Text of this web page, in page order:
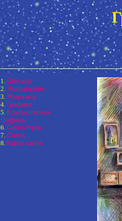
1. Обо мне
2. Фотоальбом
3. Живопись
4. Графика
5. Компьютерная
графика
6. Скульптура
7. Стихи
8. Карта сайта